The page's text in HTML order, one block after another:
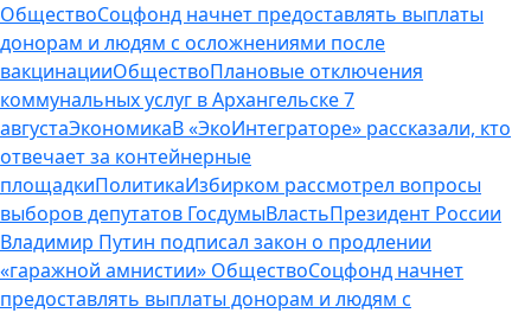
ОбществоСоцфонд начнет предоставлять выплаты
донорам и людям с осложнениями после
вакцинацииОбществоПлановые отключения
коммунальных услуг в Архангельске 7
августаЭкономикаВ «ЭкоИнтеграторе» рассказали, кто
отвечает за контейнерные
площадкиПолитикаИзбирком рассмотрел вопросы
выборов депутатов ГосдумыВластьПрезидент России
Владимир Путин подписал закон о продлении
«гаражной амнистии» ОбществоСоцфонд начнет
предоставлять выплаты донорам и людям с